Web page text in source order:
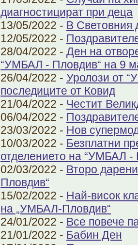
диагностицират при деца
13/05/2022 - В Световния
12/05/2022 -
28/04/2022 - Ден на
“УМБАЛ - Пловдив“ на 9
26/04/2022 - Уролози от
последиците от Ковид
21/04/2022 - Честит
06/04/2022 -
23/03/2022 - Нов
10/03/2022 - Безплатни
отделението на “УМБАЛ -
02/03/2022 - Второ
Пловдив“
15/02/2022 - Най-висок
на „УМБАЛ-Пловдив“
24/01/2022 - Все повече
21/01/2022 - Бабин Ден